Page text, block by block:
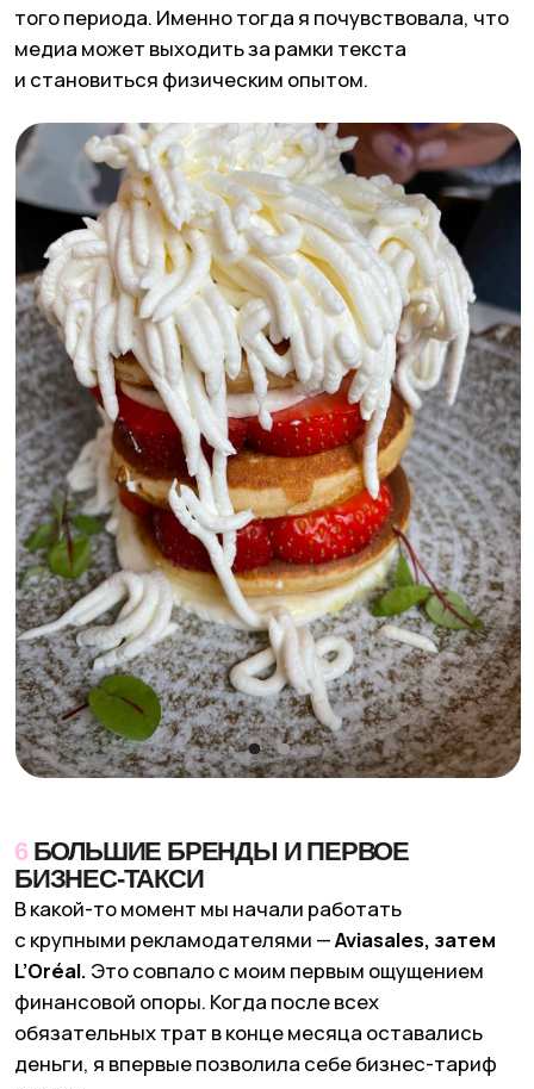
7ПЕТЕРБУРГ: СМЕНА ШЕФА
И НЕОЖИДАННЫЙ РАСЦВЕТ
Санкт-Петербург сначала казался мне городом,
где все про творчество, а не про деньги. Реклама
там не шла,филиал работал плохо, и я уже почти
махнула рукой: ну Питер такой, что поделать.
Поворот случился, когда я решилась изменить
не город, а шефа. Первая шеф-редакторка
Мы поставили Настю — и город зацвел.
Появились рекламодатели, филиал стал
приносить деньги.
С тех пор я повторяю важный вывод:
Зато можно
найти того, чьи цели совпадают с целями
проекта. Этот момент стал для меня про
управление, доверие и честность с самой собой.